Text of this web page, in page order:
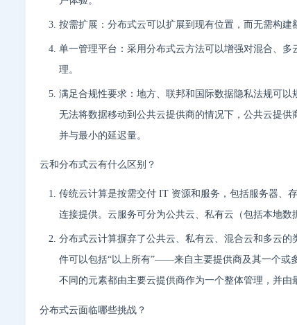
按需扩展：分布式云可以扩展到现有位置，而无需构
单一管理平台：采用分布式云方法可以增强对混合、
理。
满足合规性要求：地方、联邦和国际数据隐私法规可
无法将数据移动到公共云提供商的情况下，公共云提
并与最小的延迟量。
云和分布式云有什么区别？
传统云计算是按需交付 IT 资源和服务，包括服务器、
连接提供。云服务可分为公共云、私有云（包括本地
分布式云计算摒弃了公共云、私有云、混合云和多云
件可以包括“以上所有”——来自主要提供商及其一个或
不同的元素都由主要云提供商作为一个整体管理，并由
分布式云面临哪些挑战？